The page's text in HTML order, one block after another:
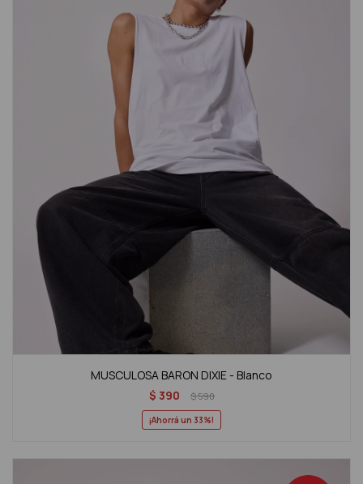
MUSCULOSA BARON DIXIE - Blanco
$ 390 $590
33